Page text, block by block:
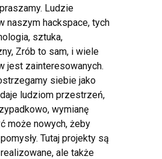
Ludzie
naszym hackspace, tych
sztuka,
Zrób to sam, i wiele
jest zainteresowanych.
siebie jako
ludziom przestrzeń,
wymianę
może nowych, żeby
Tutaj projekty są
ale także